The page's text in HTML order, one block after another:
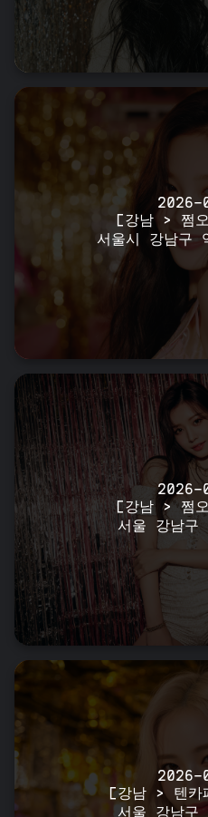
2026-
[강남 > 쩜
서울시 강남구
2026-
[강남 > 쩜
서울 강남구
2026-
[강남 > 텐카
서울 강남구